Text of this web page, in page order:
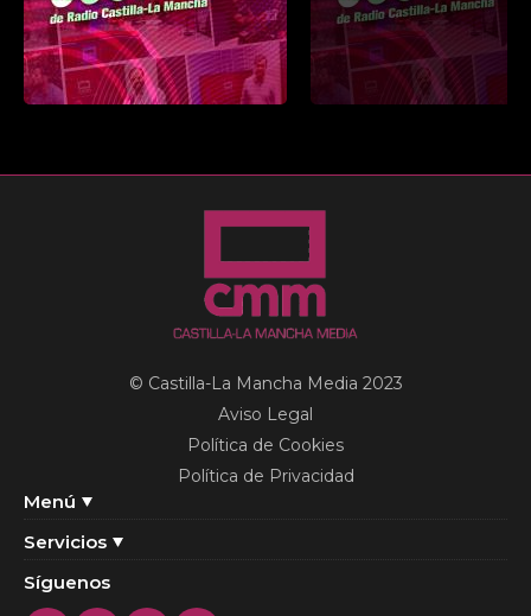
Menú
Servicios
© Castilla-La Mancha Media 2023
Aviso Legal
Política de Cookies
Política de Privacidad
Síguenos